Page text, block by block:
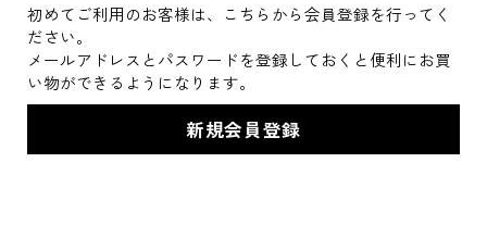
初めてご利用のお客様は、こちらから会員登録を行ってく
ださい。
メールアドレスとパスワードを登録しておくと便利にお買
い物ができるようになります。